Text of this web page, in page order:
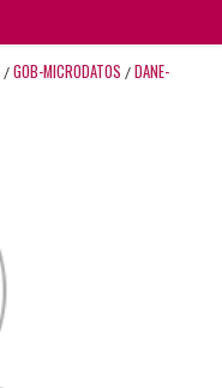
/ GOB-MICRODATOS / DANE-